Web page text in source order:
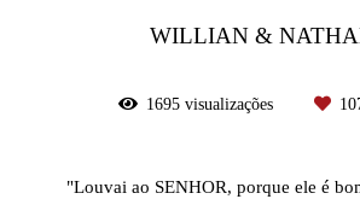
WILLIAN &
1695 visualizações
"Louvai ao SENHOR, porque ele é